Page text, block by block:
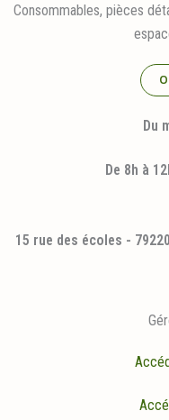
Consommables, pièces
Du
De 8h à
15 rue des écoles -